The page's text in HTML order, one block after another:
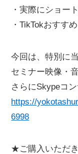
・実際にショー
・TikTokおすす
今回は、特別に
セミナー映像・
さらにSkypeコ
https://
6998
★ご購入いただ